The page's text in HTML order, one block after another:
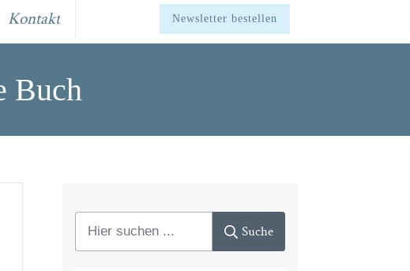
Kontakt Newsletter bestellen
Buch
Suche